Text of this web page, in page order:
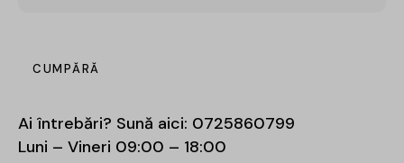
CUMPĂRĂ
Ai întrebări? Sună aici: 0725860799
Luni – Vineri 09:00 – 18:00